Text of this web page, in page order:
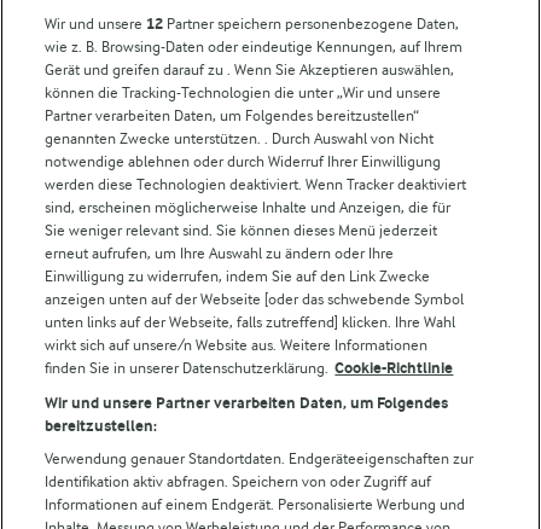
Arla in anderen Ländern
Weitere Arla Websites
Castello
Lurpak
Arla Pro
Für unsere Landwirt:innen
Folge uns!
Wir und unsere 12 Partner speichern personenbezogene Daten,
wie z. B. Browsing-Daten oder eindeutige Kennungen, auf Ihrem
Gerät und greifen darauf zu . Wenn Sie Akzeptieren auswählen,
können die Tracking-Technologien die unter „Wir und unsere
Partner verarbeiten Daten, um Folgendes bereitzustellen“
genannten Zwecke unterstützen. . Durch Auswahl von Nicht
notwendige ablehnen oder durch Widerruf Ihrer Einwilligung
werden diese Technologien deaktiviert. Wenn Tracker deaktiviert
sind, erscheinen möglicherweise Inhalte und Anzeigen, die für
Sie weniger relevant sind. Sie können dieses Menü jederzeit
erneut aufrufen, um Ihre Auswahl zu ändern oder Ihre
Einwilligung zu widerrufen, indem Sie auf den Link Zwecke
anzeigen unten auf der Webseite [oder das schwebende Symbol
unten links auf der Webseite, falls zutreffend] klicken. Ihre Wahl
wirkt sich auf unsere/n Website aus. Weitere Informationen
finden Sie in unserer Datenschutzerklärung. Cookie-Richtlinie
Wir und unsere Partner verarbeiten Daten, um Folgendes
bereitzustellen:
Verwendung genauer Standortdaten. Endgeräteeigenschaften zur
Identifikation aktiv abfragen. Speichern von oder Zugriff auf
Informationen auf einem Endgerät. Personalisierte Werbung und